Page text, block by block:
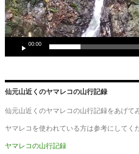
00:00
仙元山近くのヤマレコの山行記録
仙元山近くのヤマレコの山行記録をあげて
ヤマレコを使われている方は参考にしてく
ヤマレコの山行記録